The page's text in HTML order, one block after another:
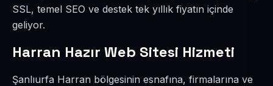
SSL, temel SEO ve destek tek yıllık fiyatın içinde
geliyor.
Harran Hazır Web Sitesi Hizmeti
Şanlıurfa Harran bölgesinin esnafına, firmalarına ve